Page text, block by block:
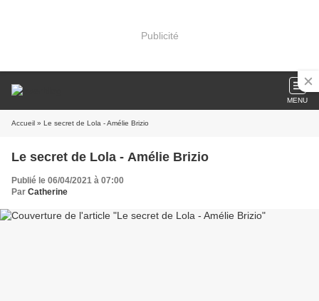
Publicité
MENU
Accueil » Le secret de Lola - Amélie Brizio
Le secret de Lola - Amélie Brizio
Publié le 06/04/2021 à 07:00
Par Catherine